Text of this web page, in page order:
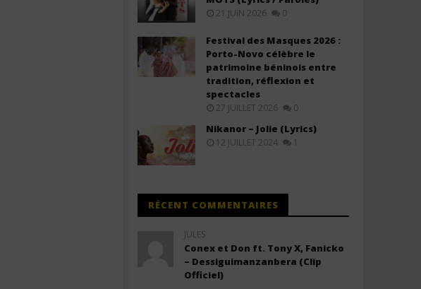
21 JUIN 2026 0
Festival des Masques 2026 :
Porto-Novo célèbre le
patrimoine béninois entre
tradition, réflexion et
spectacles
27 JUILLET 2026 0
Nikanor – Jolie (Lyrics)
12 JUILLET 2024 1
RÉCENT COMMENTAIRES
JULES
Conex et Don ft. Tony X, Fanicko
– Dessiguimanzanbera (Clip
Officiel)